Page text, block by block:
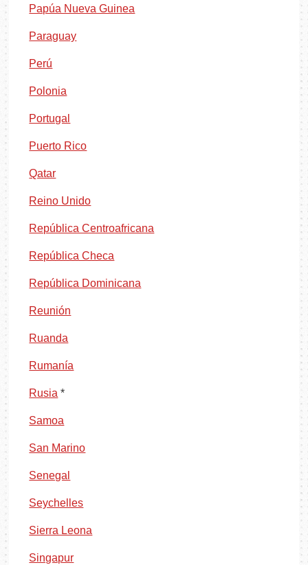
Papúa Nueva Guinea
Paraguay
Perú
Polonia
Portugal
Puerto Rico
Qatar
Reino Unido
República Centroafricana
República Checa
República Dominicana
Reunión
Ruanda
Rumanía
Rusia *
Samoa
San Marino
Senegal
Seychelles
Sierra Leona
Singapur